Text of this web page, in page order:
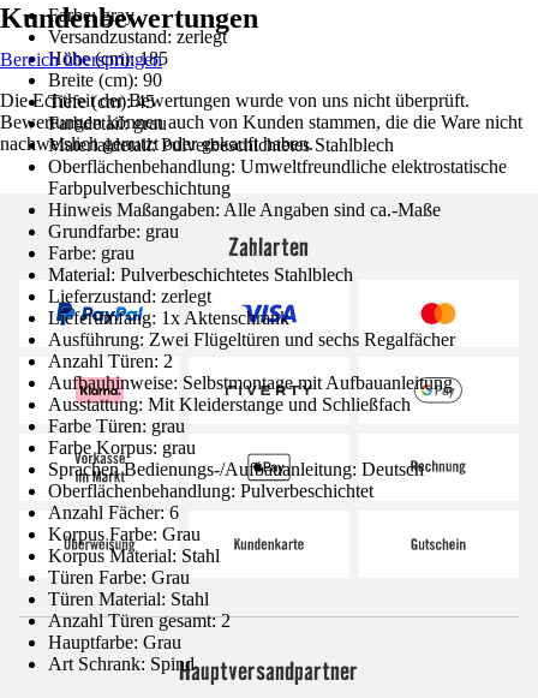
Farbe: gray
Versandzustand: zerlegt
Höhe (cm): 185
Breite (cm): 90
Tiefe (cm): 45
Farbdetail: grau
Materialdetail: Pulverbeschichtetes Stahlblech
Oberflächenbehandlung: Umweltfreundliche elektrostatische
Farbpulverbeschichtung
Hinweis Maßangaben: Alle Angaben sind ca.-Maße
Grundfarbe: grau
Farbe: grau
Material: Pulverbeschichtetes Stahlblech
Lieferzustand: zerlegt
Lieferumfang: 1x Aktenschrank
Ausführung: Zwei Flügeltüren und sechs Regalfächer
Anzahl Türen: 2
Aufbauhinweise: Selbstmontage mit Aufbauanleitung
Ausstattung: Mit Kleiderstange und Schließfach
Farbe Türen: grau
Farbe Korpus: grau
Sprachen Bedienungs-/Aufbauanleitung: Deutsch
Oberflächenbehandlung: Pulverbeschichtet
Anzahl Fächer: 6
Korpus Farbe: Grau
Korpus Material: Stahl
Türen Farbe: Grau
Türen Material: Stahl
Anzahl Türen gesamt: 2
Hauptfarbe: Grau
Art Schrank: Spind
Kundenbewertungen
Bereich überspringen
Die Echtheit der Bewertungen wurde von uns nicht überprüft.
Bewertungen können auch von Kunden stammen, die die Ware nicht
nachweislich genutzt oder gekauft haben.
Zahlarten
Hauptversandpartner